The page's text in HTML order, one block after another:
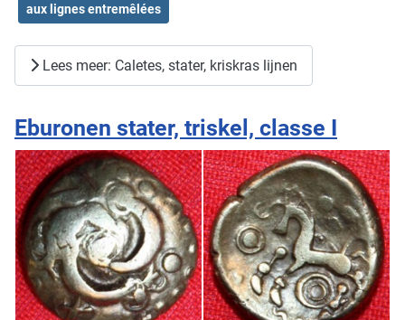
aux lignes entremêlées
Lees meer: Caletes, stater, kriskras lijnen
Eburonen stater, triskel, classe I